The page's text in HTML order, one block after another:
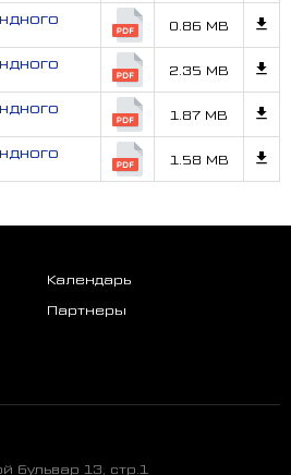
0.86 MB
2.35 MB
1.87 MB
1.58 MB
Календарь
Партнеры
бульвар 13, стр.1